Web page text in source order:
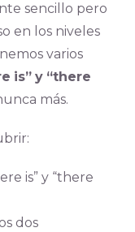
sencillo pero
en los niveles
varios
is” y “there
más.
is” y “there
dos